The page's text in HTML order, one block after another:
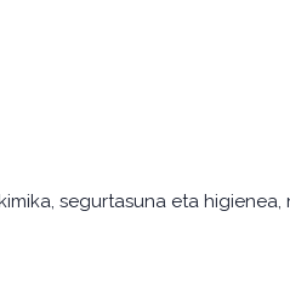
segurtasuna eta higienea,